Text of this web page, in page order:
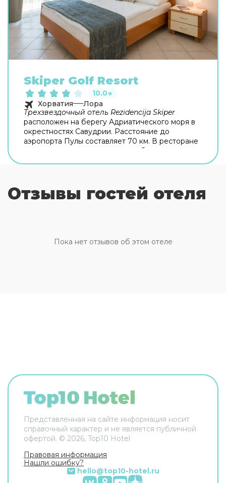
Skiper Golf Resort
10.0★
Хорватия
Лора
Трехзвездочный отель Rezidencija Skiper
расположен на берегу Адриатического моря в
окрестностях Савудрии. Расстояние до
аэропорта Пулы составляет 70 км. В ресторане
отеля вам подадут изысканные блюда
кухне. В апарт-отеле есть Rezidencija Skiper
открытый бассейн с террасой для загара,
При желании вы сможете взять напрокат
велосипед или автомобиль и отправиться в
Отзывы гостей отеля
Пока нет отзывов об этом отеле
Представленная на сайте информация носит
справочный характер и не является публичной
офертой. © 2026, Top10 Hotel
Правовая информация
Нашли ошибку?
hello@top10-hotel.ru